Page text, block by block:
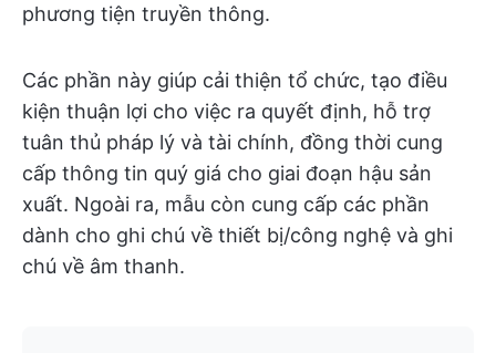
phương tiện truyền thông.
Các phần này giúp cải thiện tổ chức, tạo điều
kiện thuận lợi cho việc ra quyết định, hỗ trợ
tuân thủ pháp lý và tài chính, đồng thời cung
cấp thông tin quý giá cho giai đoạn hậu sản
xuất. Ngoài ra, mẫu còn cung cấp các phần
dành cho ghi chú về thiết bị/công nghệ và ghi
chú về âm thanh.